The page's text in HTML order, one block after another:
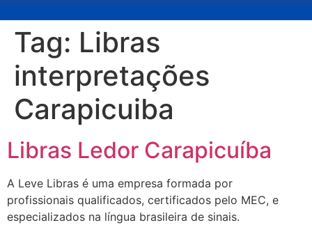
Tag: Libras
interpretações
Carapicuiba
Libras Ledor Carapicuíba
A Leve Libras é uma empresa formada por
profissionais qualificados, certificados pelo MEC, e
especializados na língua brasileira de sinais.